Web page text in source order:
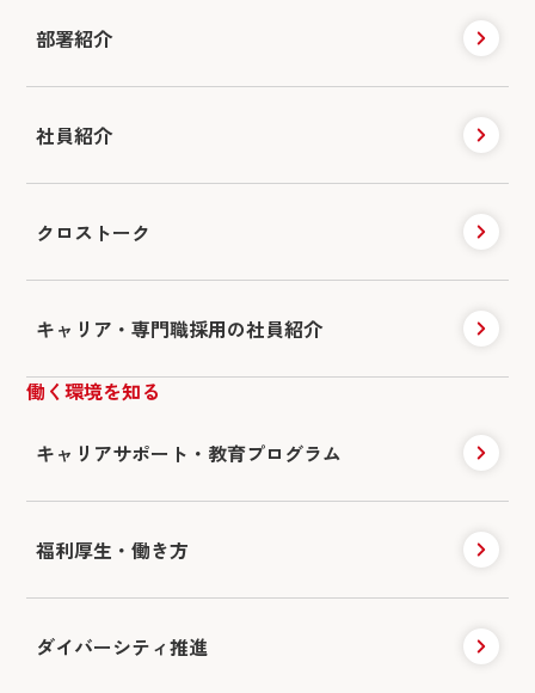
部署紹介
社員紹介
クロストーク
キャリア・専門職採用の社員紹介
働く環境を知る
キャリアサポート・ 教育プログラム
福利厚生・働き方
ダイバーシティ推進